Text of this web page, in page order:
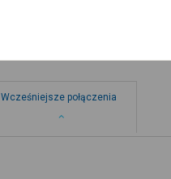
Wcześniejsze połączenia